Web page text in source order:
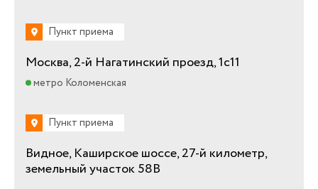
Пункт приема
Москва, 2-й Нагатинский проезд, 1с11
метро Коломенская
Пункт приема
Видное, Каширское шоссе, 27-й километр,
земельный участок 58В